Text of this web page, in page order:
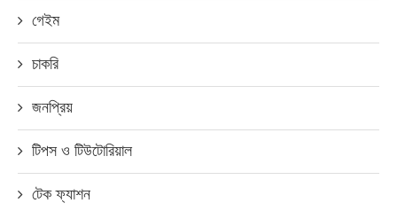
গেইম
চাকরি
জনপ্রিয়
টিপস ও টিউটোরিয়াল
টেক ফ্যাশন